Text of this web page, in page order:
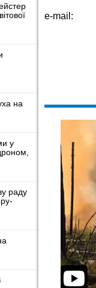
на
у
раду
e-mail: